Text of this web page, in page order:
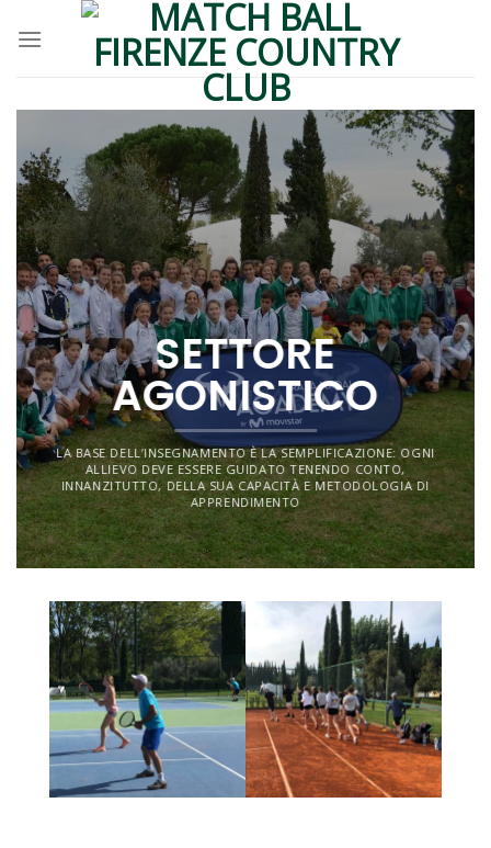
SETTORE
AGONISTICO
LA BASE DELL’INSEGNAMENTO È LA SEMPLIFICAZIONE: OGNI
ALLIEVO DEVE ESSERE GUIDATO TENENDO CONTO,
INNANZITUTTO, DELLA SUA CAPACITÀ E METODOLOGIA DI
APPRENDIMENTO